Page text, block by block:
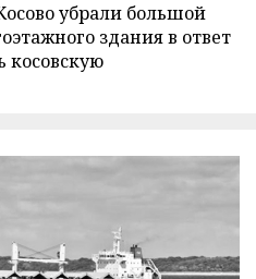
убрали большой
здания в ответ
косовскую